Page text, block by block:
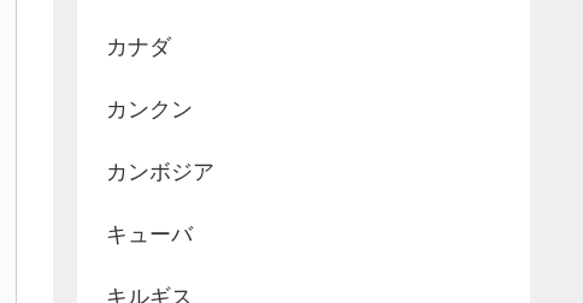
カナダ
カンクン
カンボジア
キューバ
キルギス